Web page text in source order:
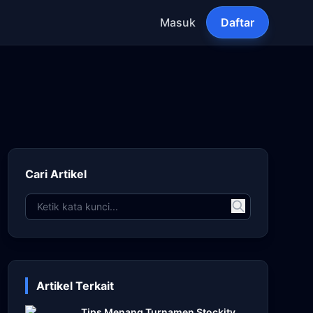
Masuk Daftar
Cari Artikel
Artikel Terkait